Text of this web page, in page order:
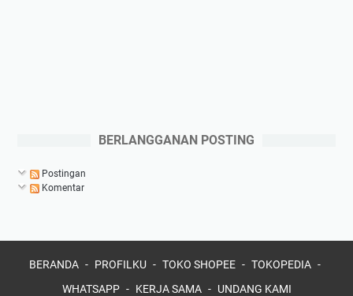
BERLANGGANAN POSTING
Postingan
Komentar
BERANDA PROFILKU TOKO SHOPEE
TOKOPEDIA
WHATSAPP
KERJA SAMA UNDANG KAMI